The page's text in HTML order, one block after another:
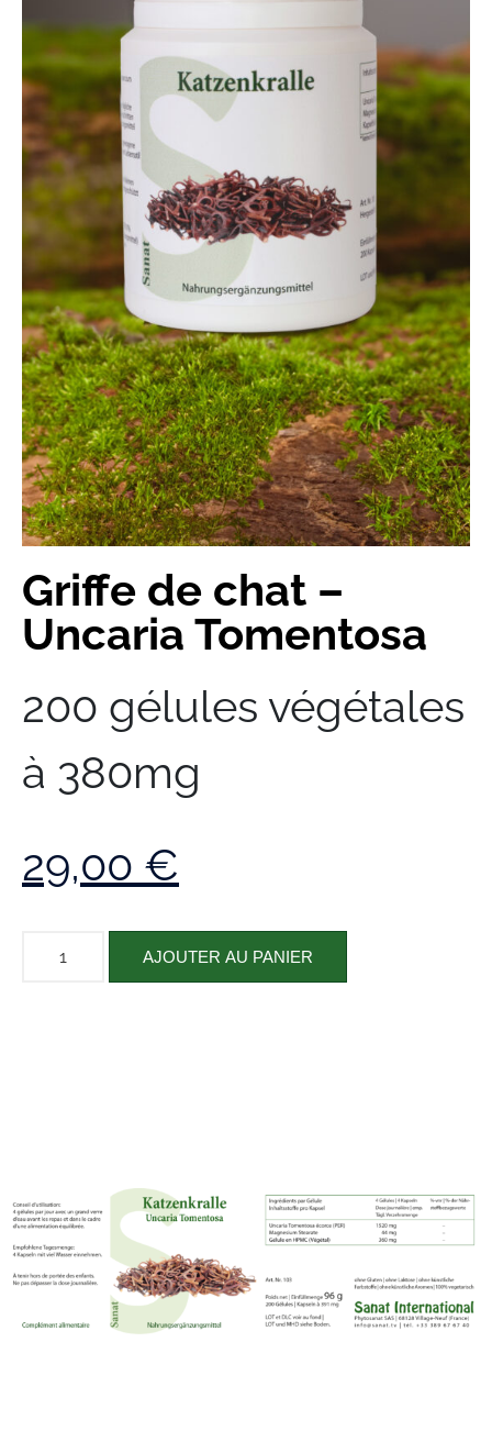
Griffe de chat –
Uncaria Tomentosa
200 gélules végétales
à 380mg
29,00 €
AJOUTER AU PANIER